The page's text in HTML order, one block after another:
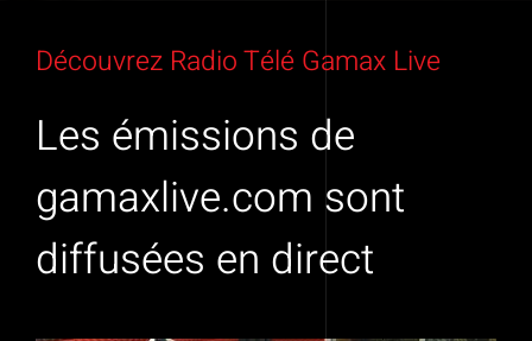
Découvrez Radio Télé Gamax Live
Les émissions de
gamaxlive.com sont
diffusées en direct